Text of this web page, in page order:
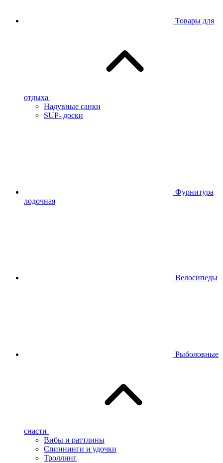
Товары для
отдыха
Надувные санки
SUP- доски
Фурнитура
лодочная
Велосипеды
Рыболовные
снасти
Вибы и раттлины
Спиннинги и удочки
Троллинг